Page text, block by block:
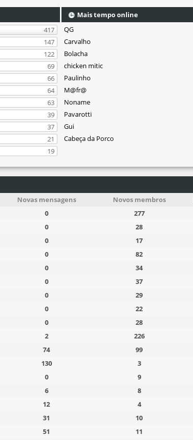
417
147
122
69
66
64
63
39
37
21
19
Mais tempo online
QG
Carvalho
Bolacha
chicken mitic
Paulinho
M@fr@
Noname
Pavarotti
Gui
Cabeça da Porco
Novas mensagens Novos membros
0 277
0 28
0 17
0 82
0 34
0 37
0 29
0 22
0 28
2 226
74 99
130 3
0 9
6 8
12 4
31 10
51 11